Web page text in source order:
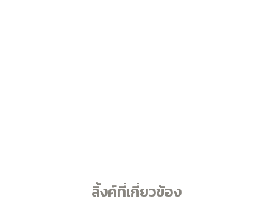
ลิ้งค์ที่เกี่ยวข้อง